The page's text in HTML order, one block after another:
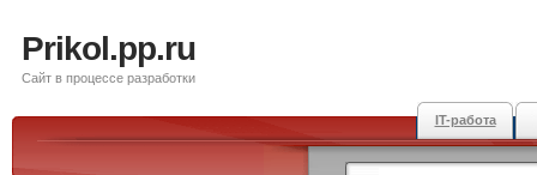
Prikol.pp.ru
Сайт в процессе разработки
IT-работа